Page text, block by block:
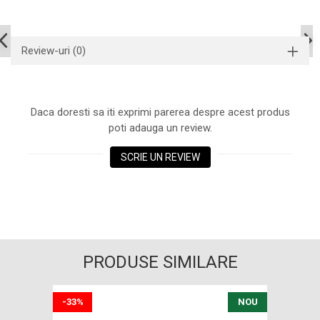
Review-uri (0)
Daca doresti sa iti exprimi parerea despre acest produs
poti adauga un review.
SCRIE UN REVIEW
PRODUSE SIMILARE
-33% NOU